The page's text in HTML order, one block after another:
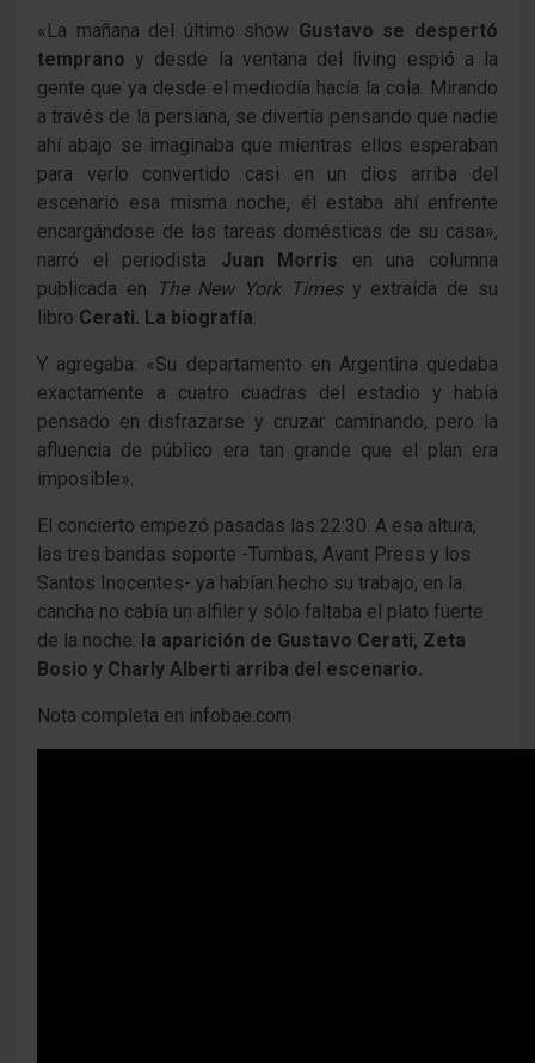
«La mañana del último show Gustavo se despertó
temprano y desde la ventana del living espió a la
gente que ya desde el mediodía hacía la cola. Mirando
a través de la persiana, se divertía pensando que nadie
ahí abajo se imaginaba que mientras ellos esperaban
para verlo convertido casi en un dios arriba del
escenario esa misma noche, él estaba ahí enfrente
encargándose de las tareas domésticas de su casa»,
narró el periodista Juan Morris en una columna
publicada en
The New York Timesy extraída de su
libro Cerati. La biografía.
Y agregaba: «Su departamento en Argentina quedaba
exactamente a cuatro cuadras del estadio y había
pensado en disfrazarse y cruzar caminando, pero la
afluencia de público era tan grande que el plan era
imposible».
El concierto empezó pasadas las 22:30. A esa altura,
las tres bandas soporte -Tumbas, Avant Press y los
Santos Inocentes- ya habían hecho su trabajo, en la
cancha no cabía un alfiler y sólo faltaba el plato fuerte
de la noche: la aparición de Gustavo Cerati, Zeta
Bosio y Charly Alberti arriba del escenario.
Nota completa en infobae.com